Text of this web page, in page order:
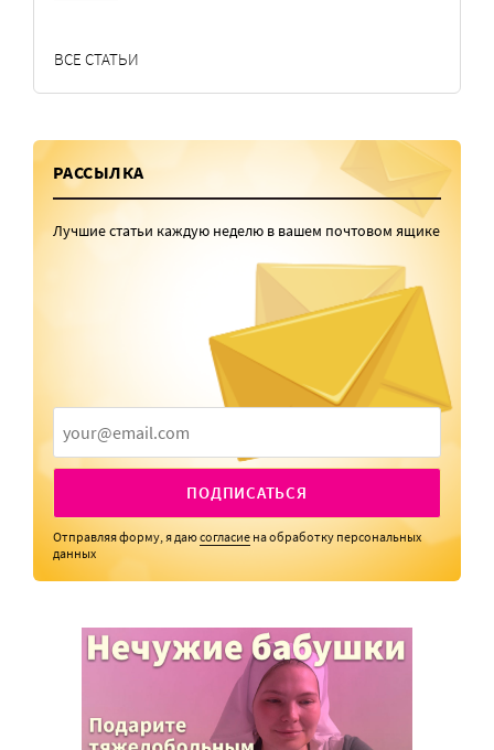
ВСЕ СТАТЬИ
РАССЫЛКА
Лучшие статьи каждую неделю в вашем почтовом ящике
ПОДПИСАТЬСЯ
Отправляя форму, я даюсогласие на обработку персональных
данных